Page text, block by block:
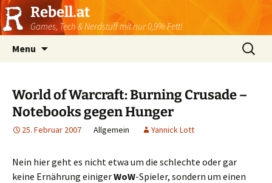
Rebell.at
Games, Tech & Nerdstuff mit nur 0,9% Fett!
Menu
Suchen
nach:
World of Warcraft: Burning Crusade –
Notebooks gegen Hunger
25. Februar 2007 Allgemein Yannick Lott
Nein hier geht es nicht etwa um die schlechte oder gar
keine Ernährung einigerWoW-Spieler, sondern um einen